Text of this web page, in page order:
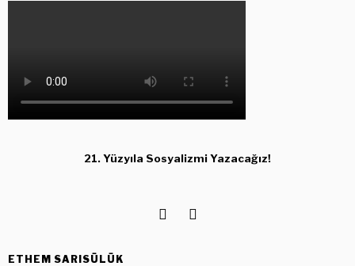
21. Yüzyıla Sosyalizmi Yazacağız!
ETHEM SARISÜLÜK